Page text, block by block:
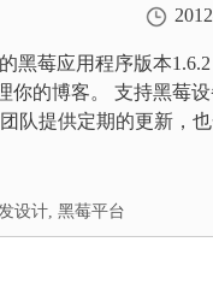
黑莓应用程序版本
你的博客。 支持黑莓
队提供定期的更新，
设计,黑莓平台